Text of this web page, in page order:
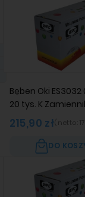
Bęben Oki ES3032
20 tys. K
215,90 zł(netto:
DO